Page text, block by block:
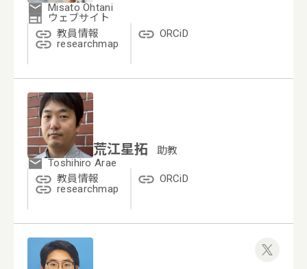
Misato Ohtani
ウェブサイト
教員情報
researchmap
ORCiD
荒江星拓 助教
Toshihiro Arae
教員情報
researchmap
ORCiD